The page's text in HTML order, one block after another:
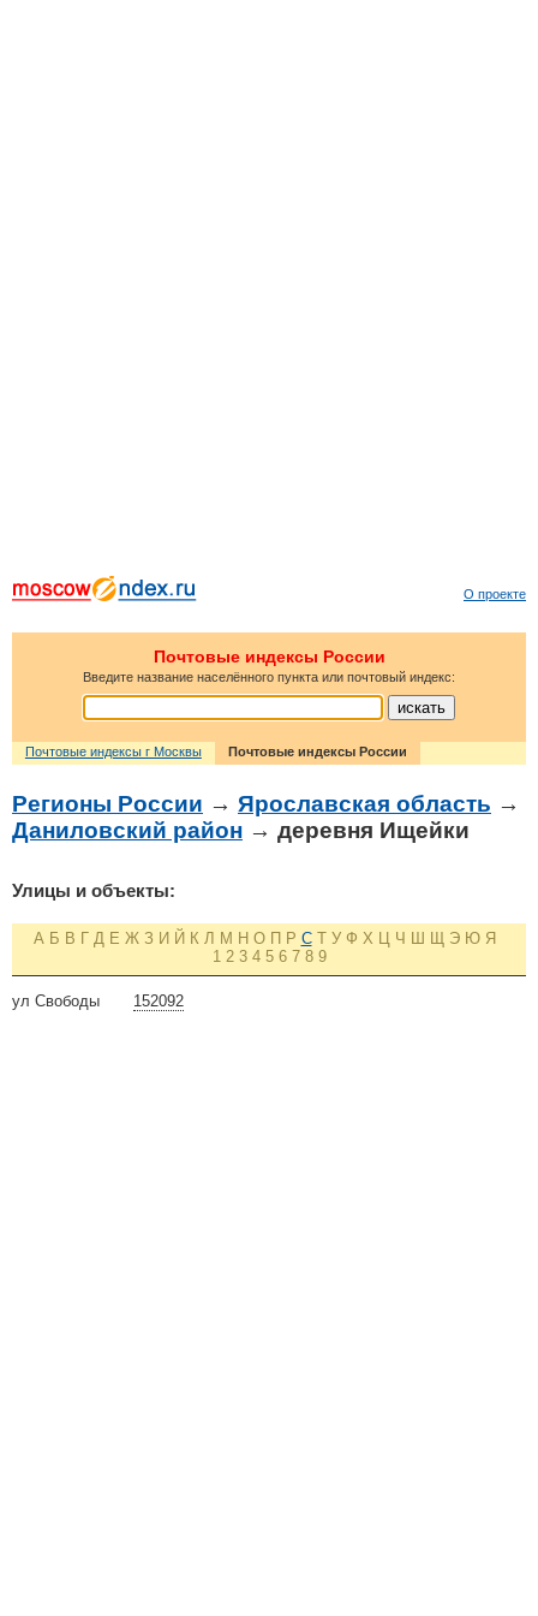
О проекте
Почтовые индексы России
Введите название населённого пункта или почтовый индекс:
Почтовые индексы г Москвы Почтовые индексы России
Регионы России → Ярославская область →
Даниловский район → деревня Ищейки
Улицы и объекты:
А Б В Г Д Е Ж З И Й К Л М Н О П Р С Т У Ф Х Ц Ч Ш Щ Э Ю Я
1 2 3 4 5 6 7 8 9
152092
ул Свободы